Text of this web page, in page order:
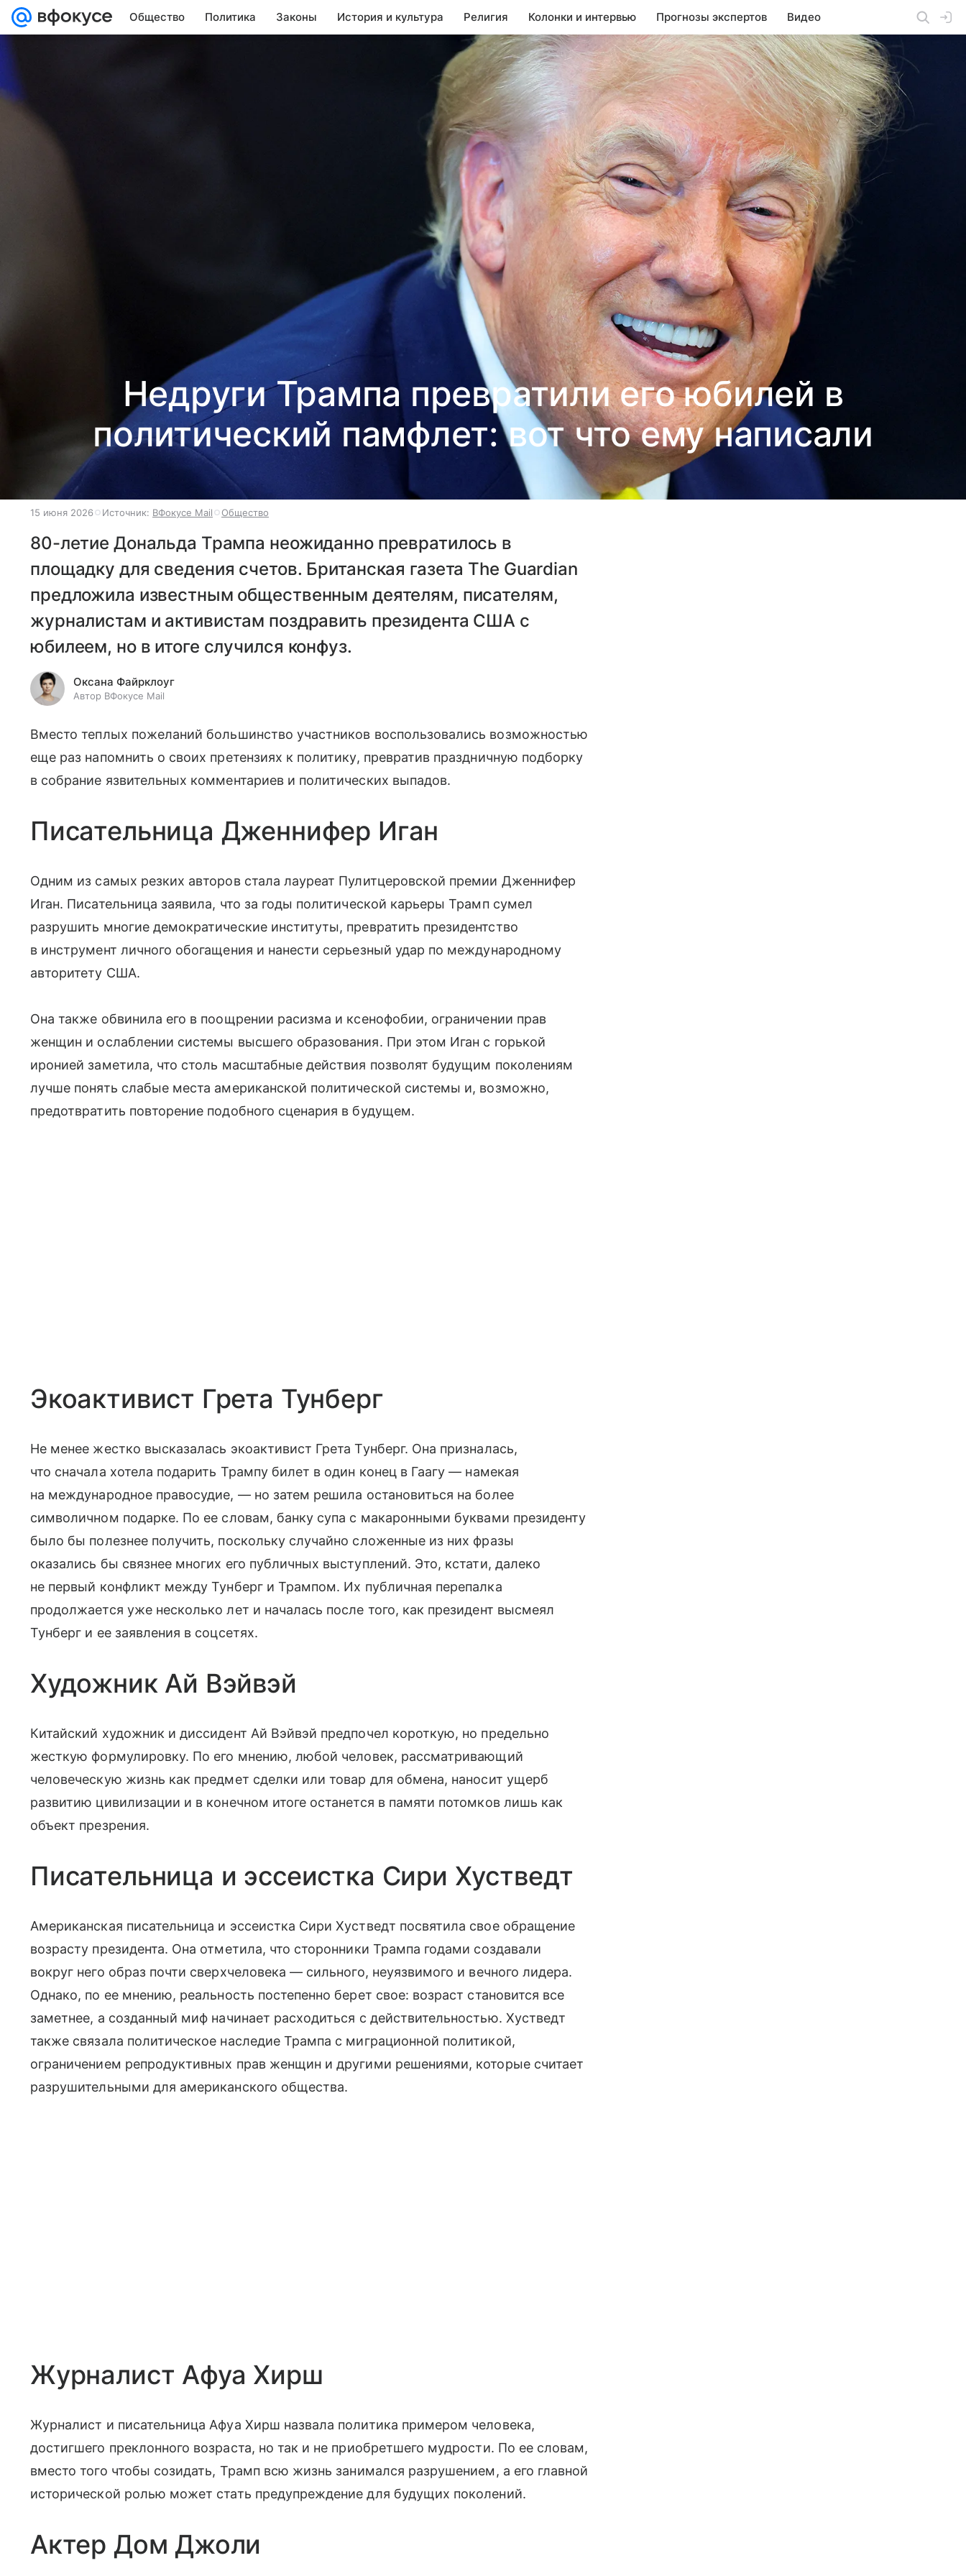
Общество Политика Законы История и культура Религия Колонки и интервью Прогнозы экспертов Видео
Недруги Трампа превратили его юбилей в
политический памфлет: вот что ему написали
15 июня 2026 Источник: ВФокусе Mail Общество
80-летие Дональда Трампа неожиданно превратилось в
площадку для сведения счетов. Британская газета The Guardian
предложила известным общественным деятелям, писателям,
журналистам и активистам поздравить президента США с
юбилеем, но в итоге случился конфуз.
Оксана Файрклоуг
Автор ВФокусе Mail
Вместо теплых пожеланий большинство участников воспользовались возможностью
еще раз напомнить о своих претензиях к политику, превратив праздничную подборку
в собрание язвительных комментариев и политических выпадов.
Писательница Дженнифер Иган
Одним из самых резких авторов стала лауреат Пулитцеровской премии Дженнифер
Иган. Писательница заявила, что за годы политической карьеры Трамп сумел
разрушить многие демократические институты, превратить президентство
в инструмент личного обогащения и нанести серьезный удар по международному
авторитету США.
Она также обвинила его в поощрении расизма и ксенофобии, ограничении прав
женщин и ослаблении системы высшего образования. При этом Иган с горькой
иронией заметила, что столь масштабные действия позволят будущим поколениям
лучше понять слабые места американской политической системы и, возможно,
предотвратить повторение подобного сценария в будущем.
Экоактивист Грета Тунберг
Не менее жестко высказалась экоактивист Грета Тунберг. Она призналась,
что сначала хотела подарить Трампу билет в один конец в Гаагу — намекая
на международное правосудие, — но затем решила остановиться на более
символичном подарке. По ее словам, банку супа с макаронными буквами президенту
было бы полезнее получить, поскольку случайно сложенные из них фразы
оказались бы связнее многих его публичных выступлений. Это, кстати, далеко
не первый конфликт между Тунберг и Трампом. Их публичная перепалка
продолжается уже несколько лет и началась после того, как президент высмеял
Тунберг и ее заявления в соцсетях.
Художник Ай Вэйвэй
Китайский художник и диссидент Ай Вэйвэй предпочел короткую, но предельно
жесткую формулировку. По его мнению, любой человек, рассматривающий
человеческую жизнь как предмет сделки или товар для обмена, наносит ущерб
развитию цивилизации и в конечном итоге останется в памяти потомков лишь как
объект презрения.
Писательница и эссеистка Сири Хустведт
Американская писательница и эссеистка Сири Хустведт посвятила свое обращение
возрасту президента. Она отметила, что сторонники Трампа годами создавали
вокруг него образ почти сверхчеловека — сильного, неуязвимого и вечного лидера.
Однако, по ее мнению, реальность постепенно берет свое: возраст становится все
заметнее, а созданный миф начинает расходиться с действительностью. Хустведт
также связала политическое наследие Трампа с миграционной политикой,
ограничением репродуктивных прав женщин и другими решениями, которые считает
разрушительными для американского общества.
Журналист Афуа Хирш
Журналист и писательница Афуа Хирш назвала политика примером человека,
достигшего преклонного возраста, но так и не приобретшего мудрости. По ее словам,
вместо того чтобы созидать, Трамп всю жизнь занимался разрушением, а его главной
исторической ролью может стать предупреждение для будущих поколений.
Актер Дом Джоли